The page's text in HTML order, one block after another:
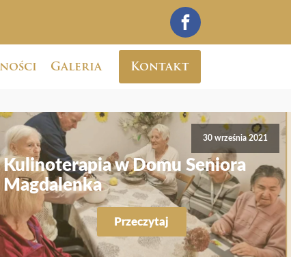
Galeria Kontakt
30 września 2021
Kulinoterapia w Domu Seniora
Magdalenka
Przeczytaj